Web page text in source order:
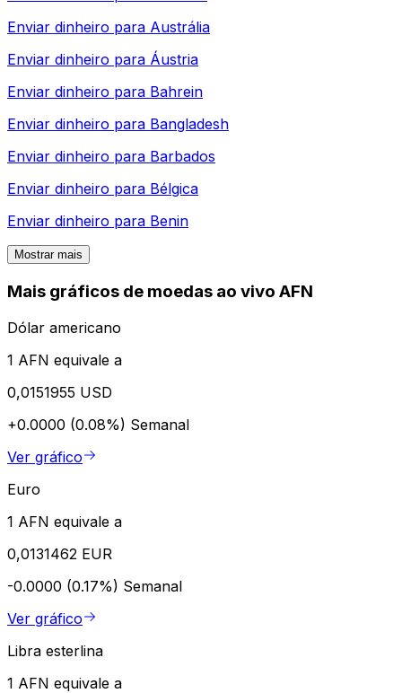
Enviar dinheiro para Austrália
Enviar dinheiro para Áustria
Enviar dinheiro para Bahrein
Enviar dinheiro para Bangladesh
Enviar dinheiro para Barbados
Enviar dinheiro para Bélgica
Enviar dinheiro para Benin
Mostrar mais
Mais gráficos de moedas ao vivo AFN
Dólar americano
1 AFN equivale a
0,0151955 USD
+0.0000 (0.08%) Semanal
Ver gráfico
Euro
1 AFN equivale a
0,0131462 EUR
-0.0000 (0.17%) Semanal
Ver gráfico
Libra esterlina
1 AFN equivale a